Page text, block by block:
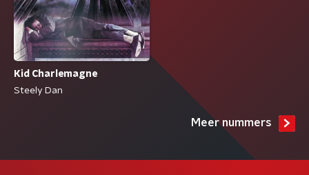
Kid Charlemagne
Steely Dan
Meer nummers